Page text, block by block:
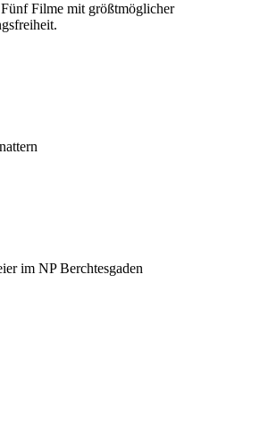
Filme mit größtmöglicher
im NP Berchtesgaden